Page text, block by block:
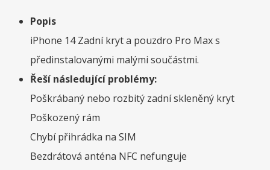
Popis
iPhone 14 Zadní kryt a pouzdro Pro Max s
předinstalovanými malými součástmi.
Řeší následující problémy:
Poškrábaný nebo rozbitý zadní skleněný kryt
Poškozený rám
Chybí přihrádka na SIM
Bezdrátová anténa NFC nefunguje